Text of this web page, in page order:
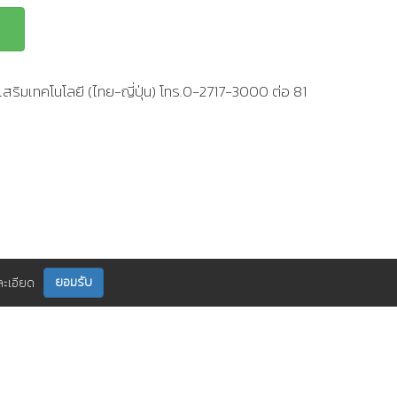
ริมเทคโนโลยี (ไทย-ญี่ปุ่น) โทร.0-2717-3000 ต่อ 81
เอียด ยอมรับ